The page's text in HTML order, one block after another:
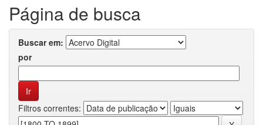
Página de busca
Buscar em:
por
Filtros correntes: